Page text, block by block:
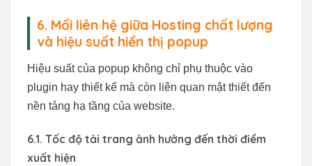
6. Mối liên hệ giữa Hosting chất lượng
và hiệu suất hiển thị popup
Hiệu suất của popup không chỉ phụ thuộc vào
plugin hay thiết kế mà còn liên quan mật thiết đến
nền tảng hạ tầng của website.
6.1. Tốc độ tải trang ảnh hưởng đến thời điểm
xuất hiện